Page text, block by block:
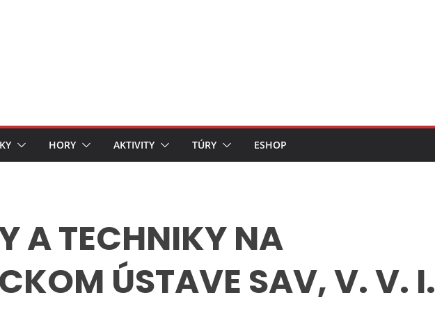
HORY AKTIVITY TÚRY ESHOP
A TECHNIKY NA
ÚSTAVE SAV, V. V. I.